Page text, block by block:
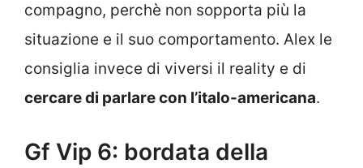
compagno, perchè non sopporta più la
situazione e il suo comportamento. Alex le
consiglia invece di viversi il reality e di
cercare di parlare con l’italo-americana.
Gf Vip 6: bordata della